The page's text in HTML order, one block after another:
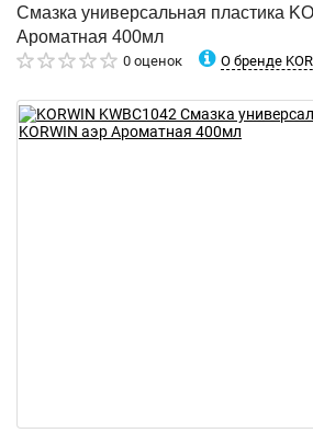
Смазка универсальная пластика
Ароматная 400мл
0 оценок О бренде